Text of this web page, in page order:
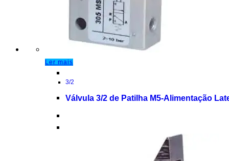
Ler mais
3/2
Válvula 3/2 de Patilha M5-Alimentação